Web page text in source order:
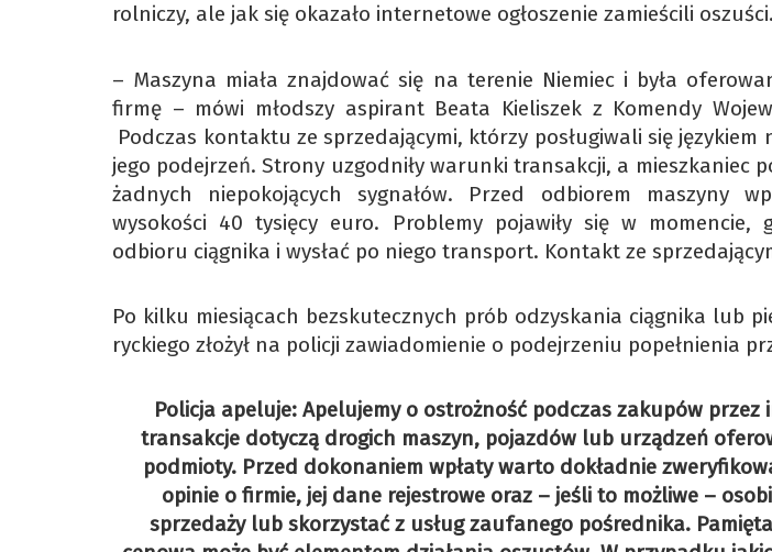
rolniczy, ale jak się okazało internetowe ogłoszenie zamieścili oszuści.
– Maszyna miała znajdować się na terenie Niemiec i była
firmę – mówi młodszy aspirant Beata Kieliszek z Komendy
Podczas kontaktu ze sprzedającymi, którzy posługiwali się językiem
jego podejrzeń. Strony uzgodniły warunki transakcji, a mieszkaniec
żadnych niepokojących sygnałów. Przed odbiorem maszyny
wysokości 40 tysięcy euro. Problemy pojawiły się w momencie,
odbioru ciągnika i wysłać po niego transport. Kontakt ze
Po kilku miesiącach bezskutecznych prób odzyskania ciągnika lub
ryckiego złożył na policji zawiadomienie o podejrzeniu popełnienia
Policja apeluje: Apelujemy o ostrożność podczas zakupów
transakcje dotyczą drogich maszyn, pojazdów lub urządzeń
podmioty. Przed dokonaniem wpłaty warto dokładnie
opinie o firmie, jej dane rejestrowe oraz – jeśli to możliwe –
sprzedaży lub skorzystać z usług zaufanego pośrednika.